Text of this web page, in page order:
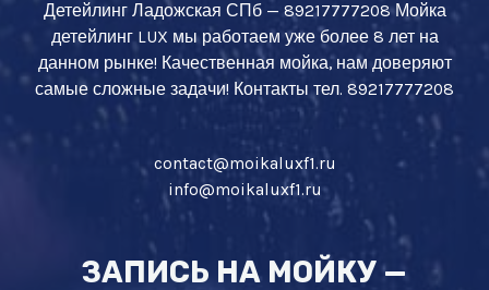
Детейлинг Ладожская СПб — 89217777208 Мойка
детейлинг LUX мы работаем уже более 8 лет на
данном рынке! Качественная мойка, нам доверяют
самые сложные задачи! Контакты тел. 89217777208
contact@moikaluxf1.ru
info@moikaluxf1.ru
ЗАПИСЬ НА МОЙКУ —